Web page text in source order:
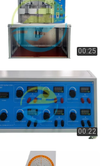
00:25
00:22